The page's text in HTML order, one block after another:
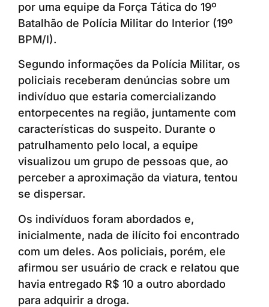
por uma equipe da Força Tática do 19º
Batalhão de Polícia Militar do Interior (19º
BPM/I).
Segundo informações da Polícia Militar, os
policiais receberam denúncias sobre um
indivíduo que estaria comercializando
entorpecentes na região, juntamente com
características do suspeito. Durante o
patrulhamento pelo local, a equipe
visualizou um grupo de pessoas que, ao
perceber a aproximação da viatura, tentou
se dispersar.
Os indivíduos foram abordados e,
inicialmente, nada de ilícito foi encontrado
com um deles. Aos policiais, porém, ele
afirmou ser usuário de crack e relatou que
havia entregado R$ 10 a outro abordado
para adquirir a droga.